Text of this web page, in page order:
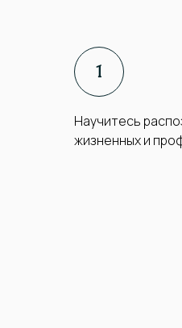
Научитесь
жизненных и